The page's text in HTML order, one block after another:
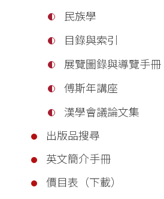
民族學
目錄與索引
展覽圖錄與導覽手冊
傅斯年講座
漢學會議論文集
出版品搜尋
英文簡介手冊
價目表（下載）